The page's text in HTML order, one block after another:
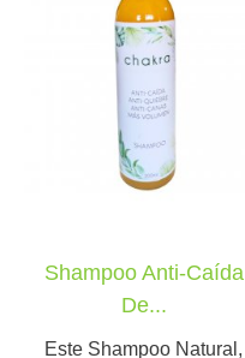
Shampoo Anti-Caída
De...
Este Shampoo Natural,